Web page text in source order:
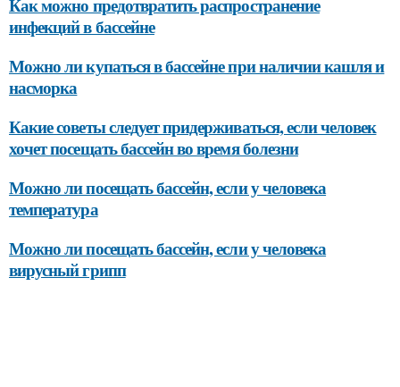
Как можно предотвратить распространение
инфекций в бассейне
Можно ли купаться в бассейне при наличии кашля и
насморка
Какие советы следует придерживаться, если человек
хочет посещать бассейн во время болезни
Можно ли посещать бассейн, если у человека
температура
Можно ли посещать бассейн, если у человека
вирусный грипп